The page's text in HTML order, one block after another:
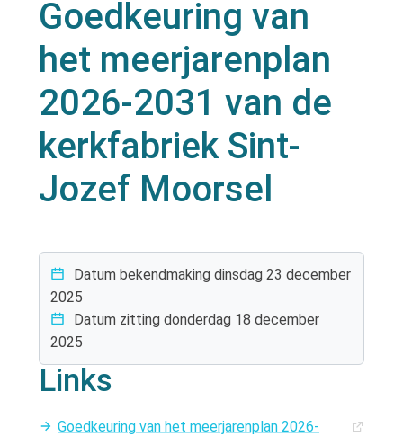
Goedkeuring van
het meerjarenplan
2026-2031 van de
kerkfabriek Sint-
Jozef Moorsel
Datum bekendmaking dinsdag 23 december
2025
Datum zitting donderdag 18 december
2025
Links
Goedkeuring van het meerjarenplan 2026-